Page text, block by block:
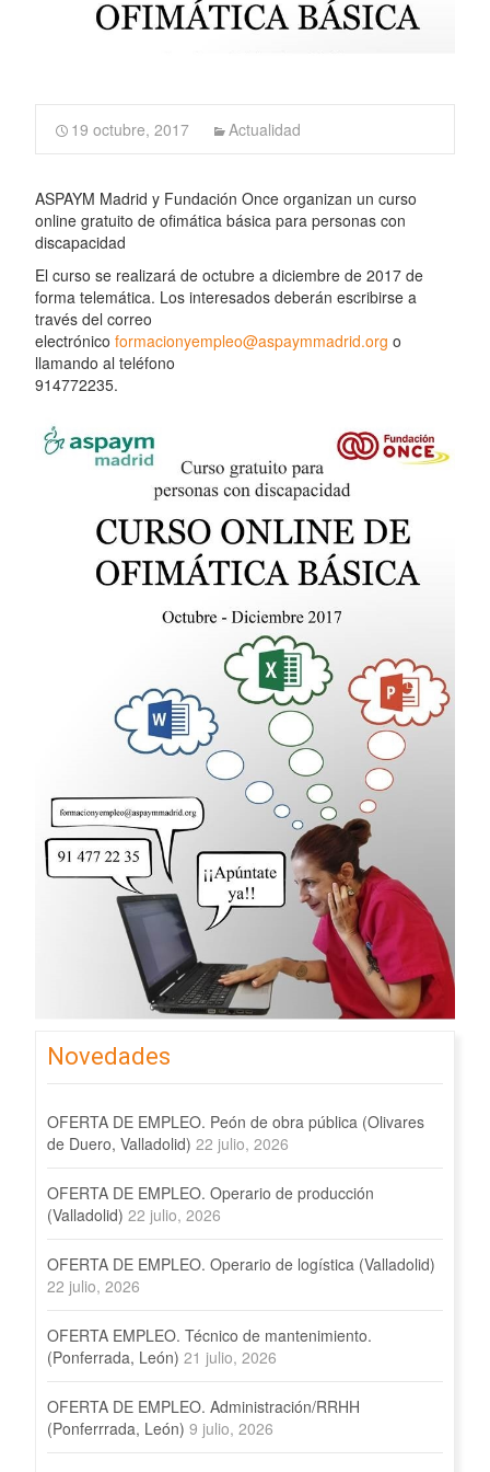
19 octubre, 2017 Actualidad
ASPAYM Madrid y Fundación Once organizan un curso
online gratuito de ofimática básica para personas con
discapacidad
El curso se realizará de octubre a diciembre de 2017 de
forma telemática. Los interesados deberán escribirse a
través del correo
electrónico formacionyempleo@aspaymmadrid.org o
llamando al teléfono
914772235.
Novedades
OFERTA DE EMPLEO. Peón de obra pública (Olivares
de Duero, Valladolid) 22 julio, 2026
OFERTA DE EMPLEO. Operario de producción
(Valladolid) 22 julio, 2026
OFERTA DE EMPLEO. Operario de logística (Valladolid)
22 julio, 2026
OFERTA EMPLEO. Técnico de mantenimiento.
(Ponferrada, León) 21 julio, 2026
OFERTA DE EMPLEO. Administración/RRHH
(Ponferrrada, León) 9 julio, 2026